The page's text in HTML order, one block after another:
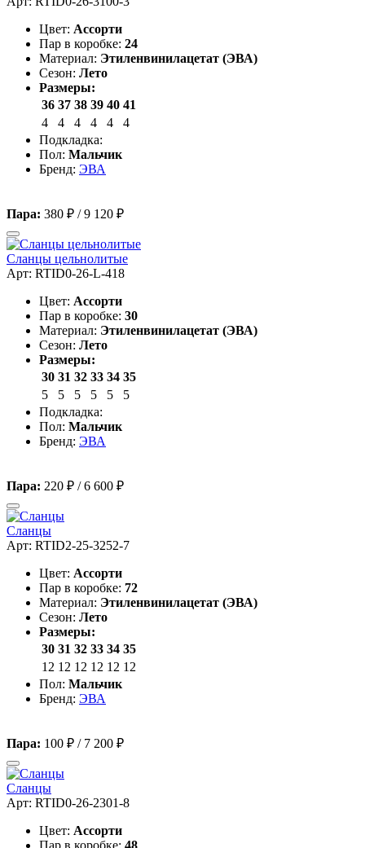
Цвет: Ассорти
Пар в коробке: 24
Материал: Этиленвинилацетат (ЭВА)
Сезон: Лето
Размеры:
36 37 38 39 40 41
4
4 4 4 4
4
Подкладка:
Пол: Мальчик
Бренд: ЭВА
Пара: 380 ₽ /9 120 ₽
Сланцы цельнолитые
Арт: RTID0-26-L-418
Цвет: Ассорти
Пар в коробке: 30
Материал: Этиленвинилацетат (ЭВА)
Сезон: Лето
Размеры:
30 31 32 33 34 35
5
5 5 5 5
5
Подкладка:
Пол: Мальчик
Бренд: ЭВА
Пара: 220 ₽ /6 600 ₽
Сланцы
Арт: RTID2-25-3252-7
Цвет: Ассорти
Пар в коробке: 72
Материал: Этиленвинилацетат (ЭВА)
Сезон: Лето
Размеры:
30 31 32 33 34 35
12 12 12 12 12 12
Пол: Мальчик
Бренд: ЭВА
Пара: 100 ₽ / 7 200 ₽
Сланцы
Арт: RTID0-26-2301-8
Цвет: Ассорти
Пар в коробке: 48